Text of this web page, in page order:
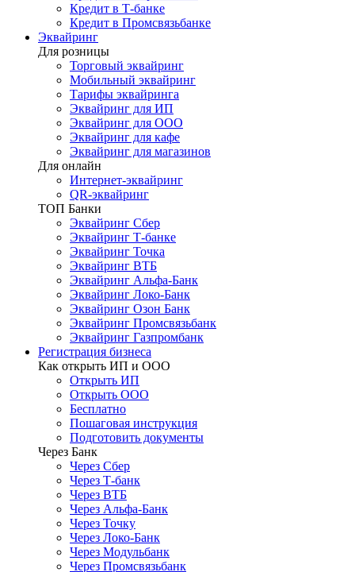
Кредит в Т-банке
Кредит в Промсвязьбанке
Эквайринг
Для розницы
Торговый эквайринг
Мобильный эквайринг
Тарифы эквайринга
Эквайринг для ИП
Эквайринг для ООО
Эквайринг для кафе
Эквайринг для магазинов
Для онлайн
Интернет-эквайринг
QR-эквайринг
ТОП Банки
Эквайринг Сбер
Эквайринг Т-банке
Эквайринг Точка
Эквайринг ВТБ
Эквайринг Альфа-Банк
Эквайринг Локо-Банк
Эквайринг Озон Банк
Эквайринг Промсвязьбанк
Эквайринг Газпромбанк
Регистрация бизнеса
Как открыть ИП и ООО
Открыть ИП
Открыть ООО
Бесплатно
Пошаговая инструкция
Подготовить документы
Через Банк
Через Сбер
Через Т-банк
Через ВТБ
Через Альфа-Банк
Через Точку
Через Локо-Банк
Через Модульбанк
Через Промсвязьбанк